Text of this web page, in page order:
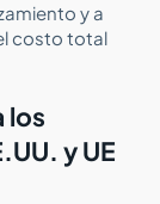
y a
costo total
los
y UE